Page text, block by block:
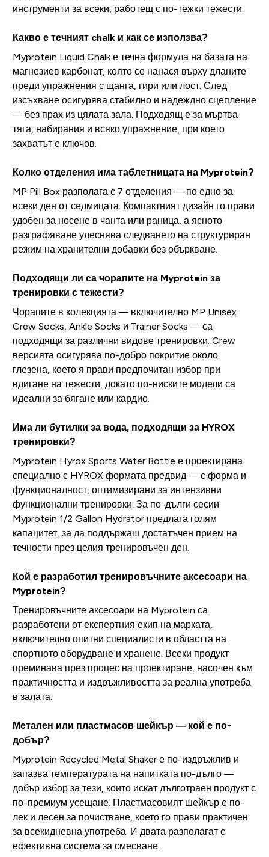
инструменти за всеки, работещ с по-тежки тежести.
Какво е течният chalk и как се използва?
Myprotein Liquid Chalk е течна формула на базата на
магнезиев карбонат, която се нанася върху дланите
преди упражнения с щанга, гири или лост. След
изсъхване осигурява стабилно и надеждно сцепление
— без прах из цялата зала. Подходящ е за мъртва
тяга, набирания и всяко упражнение, при което
захватът е ключов.
Колко отделения има таблетницата на Myprotein?
MP Pill Box разполага с 7 отделения — по едно за
всеки ден от седмицата. Компактният дизайн го прави
удобен за носене в чанта или раница, а ясното
разграфяване улеснява следването на структуриран
режим на хранителни добавки без объркване.
Подходящи ли са чорапите на Myprotein за
тренировки с тежести?
Чорапите в колекцията — включително MP Unisex
Crew Socks, Ankle Socks и Trainer Socks — са
подходящи за различни видове тренировки. Crew
версията осигурява по-добро покритие около
глезена, което я прави предпочитан избор при
вдигане на тежести, докато по-ниските модели са
идеални за бягане или кардио.
Има ли бутилки за вода, подходящи за HYROX
тренировки?
Myprotein Hyrox Sports Water Bottle е проектирана
специално с HYROX формата предвид — с форма и
функционалност, оптимизирани за интензивни
функционални тренировки. За по-дълги сесии
Myprotein 1/2 Gallon Hydrator предлага голям
капацитет, за да поддържаш достатъчен прием на
течности през целия тренировъчен ден.
Кой е разработил тренировъчните аксесоари на
Myprotein?
Тренировъчните аксесоари на Myprotein са
разработени от експертния екип на марката,
включително опитни специалисти в областта на
спортното оборудване и хранене. Всеки продукт
преминава през процес на проектиране, насочен към
практичността и издръжливостта за реална употреба
в залата.
Метален или пластмасов шейкър — кой е по-
добър?
Myprotein Recycled Metal Shaker е по-издръжлив и
запазва температурата на напитката по-дълго —
добър избор за тези, които искат дълготраен продукт с
по-премиум усещане. Пластмасовият шейкър е по-
лек и лесен за почистване, което го прави практичен
за всекидневна употреба. И двата разполагат с
ефективна система за смесване.